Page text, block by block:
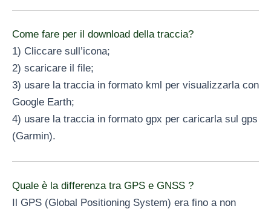
Come fare per il download della traccia?
1) Cliccare sull’icona;
2) scaricare il file;
3) usare la traccia in formato kml per visualizzarla con
Google Earth;
4) usare la traccia in formato gpx per caricarla sul gps
(Garmin).
Quale è la differenza tra GPS e GNSS ?
Il GPS (Global Positioning System) era fino a non